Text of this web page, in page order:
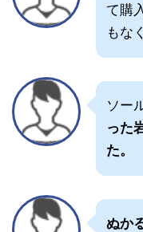
て購
もな
ソー
った
た。
ぬか